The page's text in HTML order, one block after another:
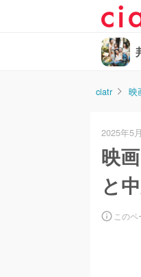
ciatr 映
2025年5
映
と
この